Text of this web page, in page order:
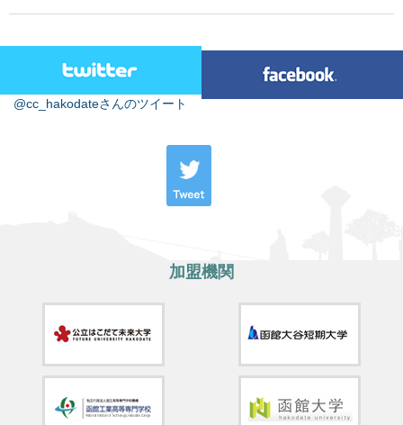
@cc_hakodateさんのツイート
加盟機関